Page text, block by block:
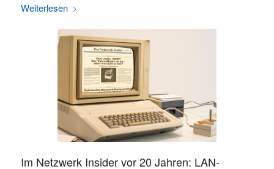
Weiterlesen
Im Netzwerk Insider vor 20 Jahren: LAN-